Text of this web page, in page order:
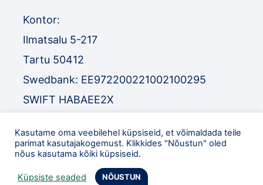
Kontor:
Ilmatsalu 5-217
Tartu 50412
Swedbank: EE972200221002100295
SWIFT HABAEE2X
SWIFT EEUHEE2X
TEL:+372 52 32 977
eol@orienteerumine.ee
Kasutame oma veebilehel küpsiseid, et võimaldada teile
parimat kasutajakogemust. Klikkides "Nõustun" oled
nõus kasutama kõiki küpsiseid.
Küpsiste seaded NÕUSTUN